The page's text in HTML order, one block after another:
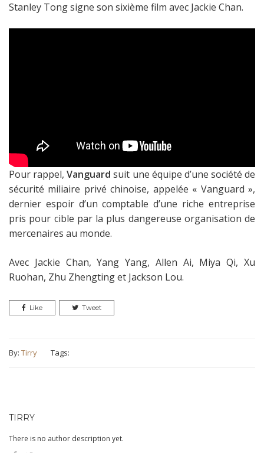
Stanley Tong signe son sixième film avec Jackie Chan.
Pour rappel,Vanguard suit une équipe d’une société de
sécurité miliaire privé chinoise, appelée « Vanguard »,
dernier espoir d’un comptable d’une riche entreprise
pris pour cible par la plus dangereuse organisation de
mercenaires au monde.
Avec Jackie Chan, Yang Yang, Allen Ai, Miya Qi, Xu
Ruohan, Zhu Zhengting et Jackson Lou.
Like Tweet
By: Tirry Tags:
TIRRY
There is no author description yet.